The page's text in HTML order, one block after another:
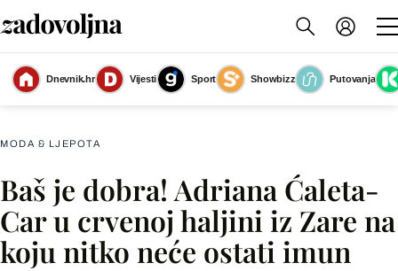
Dnevnik.hr Vijesti Sport Showbizz Putovanja
Kratka haljina balon kroja iz Zare - 1(Foto: Internetska stranica
proizvođača)
MODA & LJEPOTA
Baš je dobra! Adriana Ćaleta-
Car u crvenoj haljini iz Zare na
koju nitko neće ostati imun
Facebook
X